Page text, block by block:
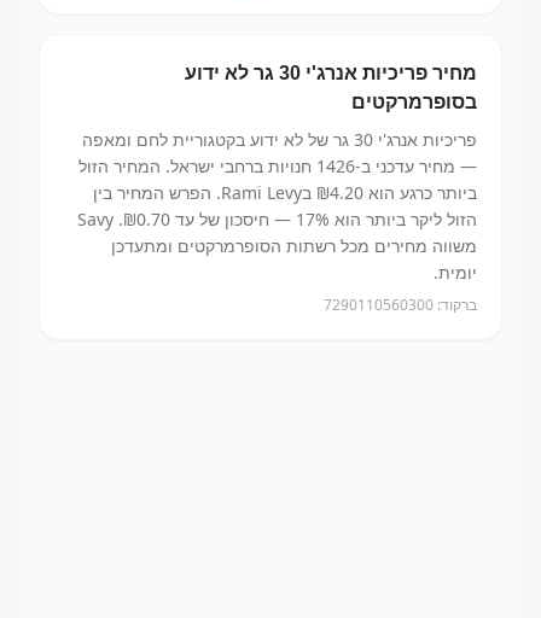
מחיר פריכיות אנרג'י 30 גר
לא ידוע
בסופרמרקטים
פריכיות אנרג'י 30 גר של לא ידוע בקטגוריית לחם ומאפה
— מחיר עדכני ב-1426 חנויות ברחבי ישראל. המחיר הזול
ביותר כרגע הוא ₪4.20
בRami Levy.
הפרש המחיר בין
הזול ליקר ביותר הוא 17% — חיסכון של עד ₪0.70.
Savy
משווה מחירים מכל רשתות הסופרמרקטים ומתעדכן
יומית.
ברקוד: 7290110560300